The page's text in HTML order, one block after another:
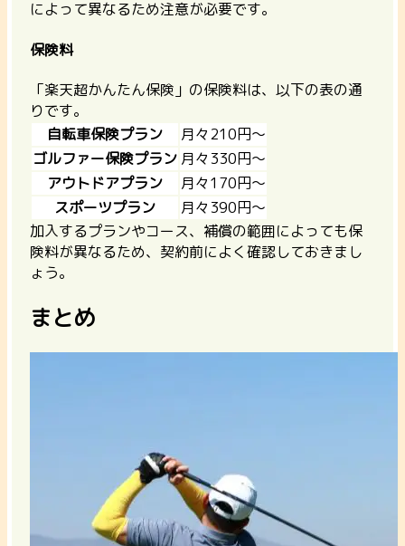
によって異なるため注意が必要です。
保険料
「楽天超かんたん保険」の保険料は、以下の表の通
りです。
自転車保険プラン
月々210円〜
ゴルファー保険プラン 月々330円〜
アウトドアプラン
月々170円〜
スポーツプラン
月々390円〜
加入するプランやコース、補償の範囲によっても保
険料が異なるため、契約前によく確認しておきまし
ょう。
まとめ